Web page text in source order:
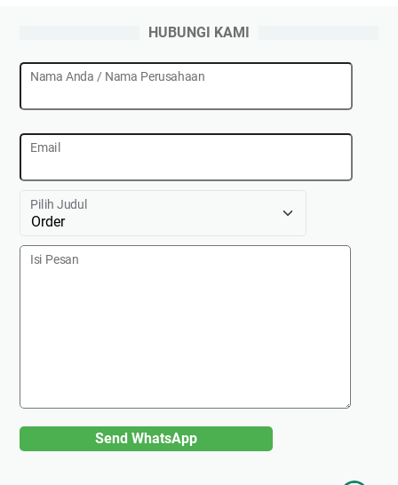
HUBUNGI KAMI
Nama Anda / Nama Perusahaan
Email
Pilih Judul
Isi Pesan
Send WhatsApp